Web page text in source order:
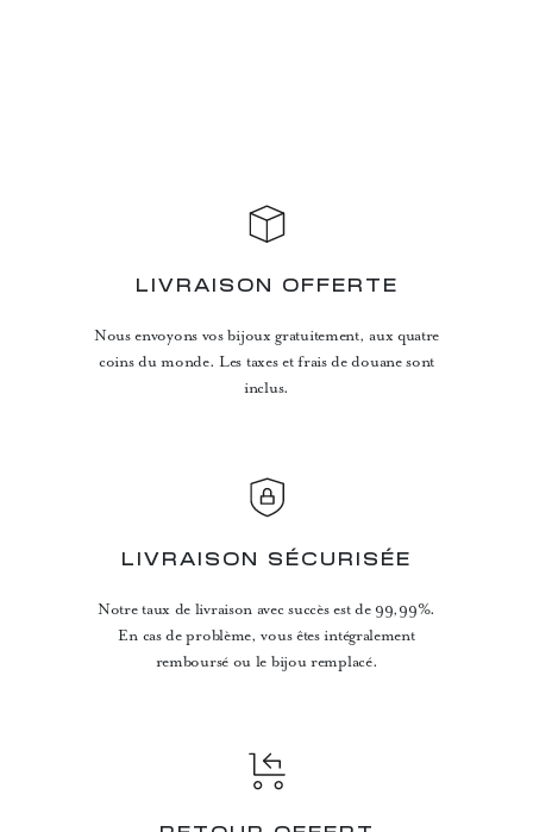
LIVRAISON OFFERTE
Nous envoyons vos bijoux gratuitement, aux quatre
coins du monde. Les taxes et frais de douane sont
inclus.
LIVRAISON SÉCURISÉE
Notre taux de livraison avec succès est de 99,99%.
En cas de problème, vous êtes intégralement
remboursé ou le bijou remplacé.